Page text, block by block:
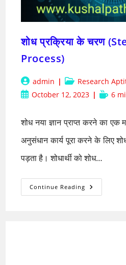
शोध प्रक्रिया के चरण
Process)
Post
author:
admin
Post
category:
Research
PostOctober 12, 2023 6
शोध नया ज्ञान प्राप्त करने का एक
अनुसंधान कार्य पूरा करने के लिए
पड़ता है। शोधार्थी को शोध…
Continue Reading शोध
प्रक्रिया